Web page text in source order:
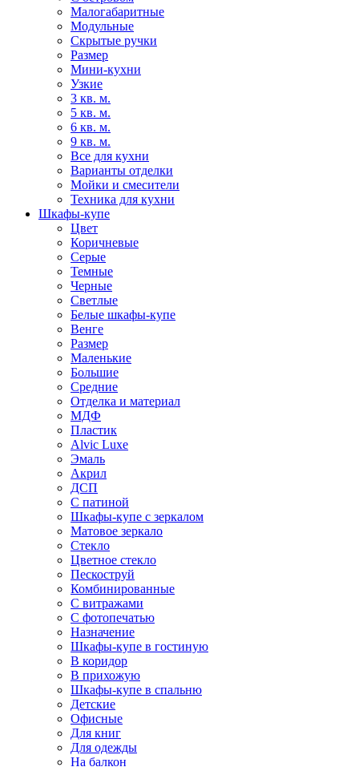
Малогабаритные
Модульные
Скрытые ручки
Размер
Мини-кухни
Узкие
3 кв. м.
5 кв. м.
6 кв. м.
9 кв. м.
Все для кухни
Варианты отделки
Мойки и смесители
Техника для кухни
Шкафы-купе
Цвет
Коричневые
Серые
Темные
Черные
Светлые
Белые шкафы-купе
Венге
Размер
Маленькие
Большие
Средние
Отделка и материал
МДФ
Пластик
Alvic Luxe
Эмаль
Акрил
ДСП
С патиной
Шкафы-купе с зеркалом
Матовое зеркало
Стекло
Цветное стекло
Пескоструй
Комбинированные
С витражами
С фотопечатью
Назначение
Шкафы-купе в гостиную
В коридор
В прихожую
Шкафы-купе в спальню
Детские
Офисные
Для книг
Для одежды
На балкон